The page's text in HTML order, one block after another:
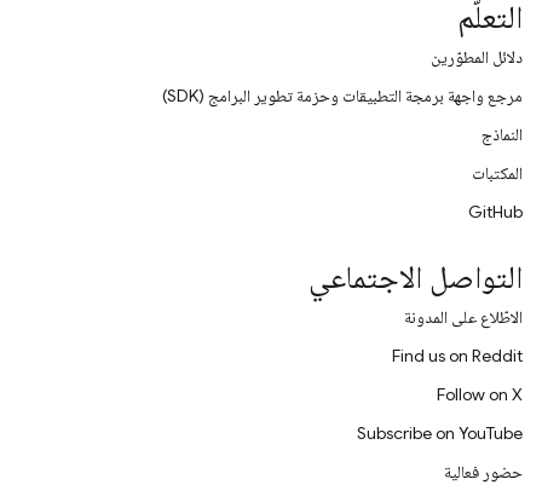
التعلّم
دلائل المطوّرين
مرجع واجهة برمجة التطبيقات وحزمة تطوير البرامج (SDK)
النماذج
المكتبات
GitHub
التواصل الاجتماعي
الاطّلاع على المدونة
Find us on Reddit
Follow on X
Subscribe on YouTube
حضور فعالية